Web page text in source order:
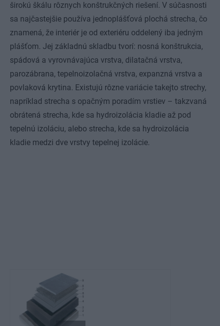
širokú škálu rôznych konštrukčných riešení. V súčasnosti
sa najčastejšie používa jednoplášťová plochá strecha, čo
znamená, že interiér je od exteriéru oddelený iba jedným
plášťom. Jej základnú skladbu tvorí: nosná konštrukcia,
spádová a vyrovnávajúca vrstva, dilatačná vrstva,
parozábrana, tepelnoizolačná vrstva, expanzná vrstva a
povlaková krytina. Existujú rôzne variácie takejto strechy,
napríklad strecha s opačným poradím vrstiev – takzvaná
obrátená strecha, kde sa hydroizolácia kladie až pod
tepelnú izoláciu, alebo strecha, kde sa hydroizolácia
kladie medzi dve vrstvy tepelnej izolácie.